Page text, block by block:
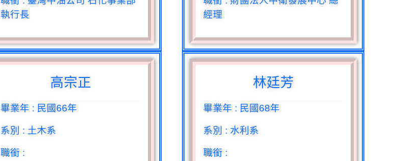
執行長
經理
高宗正
畢業年 : 民國66年
系別 : 土木系
職銜 :
林廷芳
畢業年 : 民國68年
系別 : 水利系
職銜 :